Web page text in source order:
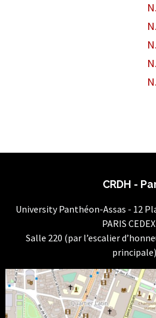
CRDH -
University Panthéon-Assas - 12
PARIS
Salle 220 (par l’escalier
principale)